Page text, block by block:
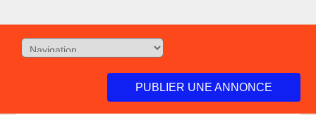
PUBLIER UNE ANNONCE